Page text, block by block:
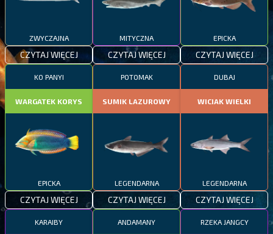
ZWYCZAJNA
CZYTAJ WIĘCEJ
MITYCZNA
CZYTAJ WIĘCEJ
EPICKA
CZYTAJ WIĘCEJ
KO PANYI
WARGATEK KORYS
EPICKA
CZYTAJ WIĘCEJ
POTOMAK
SUMIK LAZUROWY
LEGENDARNA
CZYTAJ WIĘCEJ
DUBAJ
WICIAK WIELKI
LEGENDARNA
CZYTAJ WIĘCEJ
KARAIBY ANDAMANY RZEKA JANGCY